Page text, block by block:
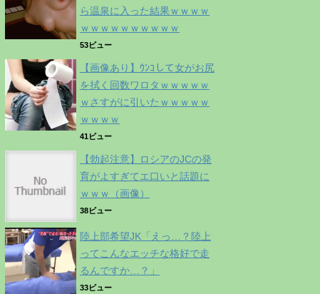
ら温泉に入った結果ｗｗｗｗ
ｗｗｗｗｗｗｗｗｗｗ
53ビュー
【画像あり】ｳﾝｺして女がお尻
を拭く回数ワロタｗｗｗｗｗ
ｗさすがに引いたｗｗｗｗｗ
ｗｗｗｗ
41ビュー
【勃起注意】ロシアのJCの発
育がよすぎてエ口いと話題に
ｗｗｗ（画像）
38ビュー
陸上部希望JK「えっ…？陸上
ってこんなエッチな格好で走
るんですか…？」
33ビュー